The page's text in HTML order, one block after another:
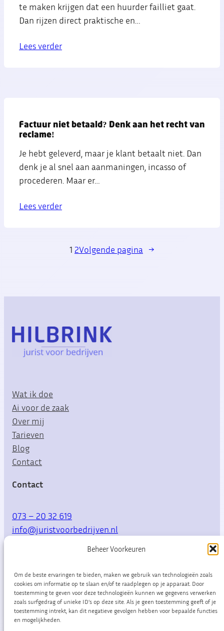
Beheer Voorkeuren
Om de beste ervaringen te bieden, maken we gebruik van technologieën zoals
cookies om informatie op te slaan en/of te raadplegen op je apparaat. Door
toestemming te geven voor deze technologieën kunnen we gegevens verwerken
zoals surfgedrag of unieke ID’s op deze site. Als je geen toestemming geeft of je
toestemming intrekt, kan dit negatieve gevolgen hebben voor bepaalde functies
en mogelijkheden.
te maken krijgen dat een huurder failliet gaat.
Dan rijzen direct praktische en…
Lees verder
Factuur niet betaald? Denk aan het recht van
reclame!
Je hebt geleverd, maar je klant betaalt niet. Dan
denk je al snel aan aanmaningen, incasso of
procederen. Maar er…
Lees verder
1 2Volgende pagina →
Wat ik doe
Ai voor de zaak
Over mij
Tarieven
Blog
Contact
Contact
073 – 20 32 619
info@juristvoorbedrijven.nl
5211 AK Den Bosch
LinkedIn